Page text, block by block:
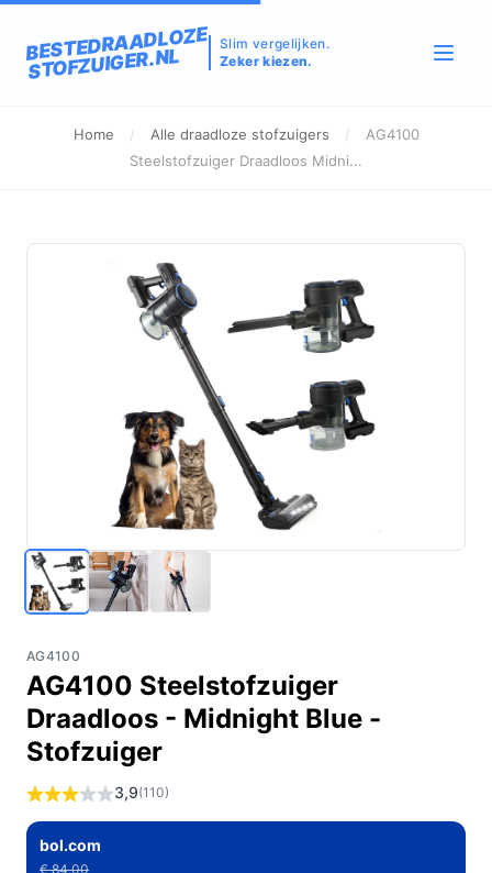
BESTEDRAADLOZE
STOFZUIGER.NL
Slim vergelijken.
Zeker kiezen.
Home / Alle draadloze stofzuigers /
AG4100
Steelstofzuiger Draadloos Midni...
AG4100
AG4100 Steelstofzuiger
Draadloos - Midnight Blue -
Stofzuiger
3,9(110)
bol.com
€ 84,00